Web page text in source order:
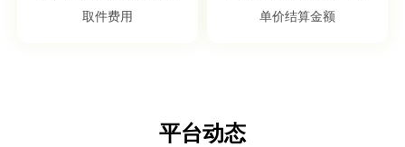
取件费用
单价结算金额
平台动态